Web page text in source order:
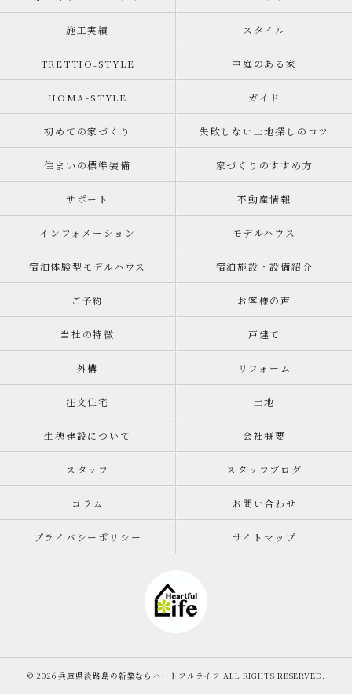
施工実績 スタイル
TRETTIO₋STYLE 中庭のある家
HOMA-STYLE ガイド
初めての家づくり 失敗しない土地探しのコツ
住まいの標準装備 家づくりのすすめ方
サポート 不動産情報
インフォメーション モデルハウス
宿泊体験型モデルハウス 宿泊施設・設備紹介
ご予約 お客様の声
当社の特徴 戸建て
外構 リフォーム
注文住宅 土地
生穂建設について 会社概要
スタッフ スタッフブログ
コラム お問い合わせ
プライバシーポリシー サイトマップ
© 2026 兵庫県淡路島の新築ならハートフルライフ ALL RIGHTS RESERVED.